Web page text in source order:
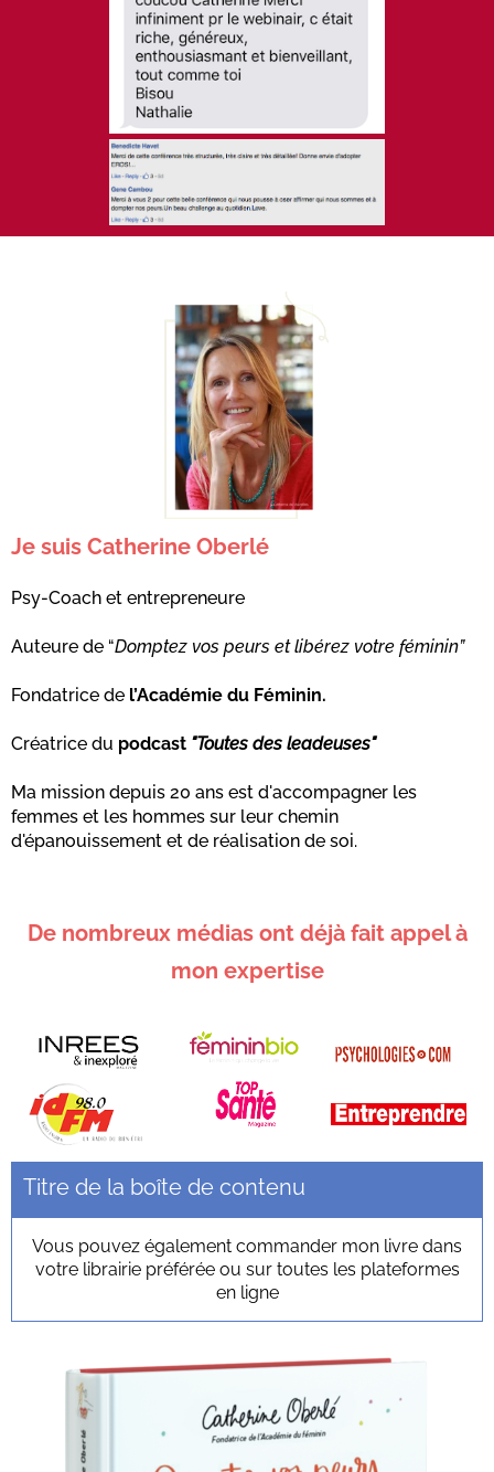
Je suis Catherine Oberlé
Psy-Coach et entrepreneure
Auteure de “Domptez vos peurs et libérez votre féminin”
Fondatrice de l’Académie du Féminin.
Créatrice du podcast "Toutes des leadeuses"
Ma mission depuis 20 ans est d'accompagner les
femmes et les hommes sur leur chemin
d'épanouissement et de réalisation de soi.
De nombreux médias ont déjà fait appel à
mon expertise
Titre de la boîte de contenu
Vous pouvez également commander mon livre dans
votre librairie préférée ou sur toutes les plateformes
en ligne